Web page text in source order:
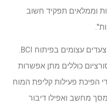
וממלאים תפקיד חשוב
במהלך השנים, BrainGate עשתה צעדים עצומים בפיתוח BCI.
כוללים מתן אפשרות
הפיכת פעילות קליפת המוח
מחשב ואפילו דיבור